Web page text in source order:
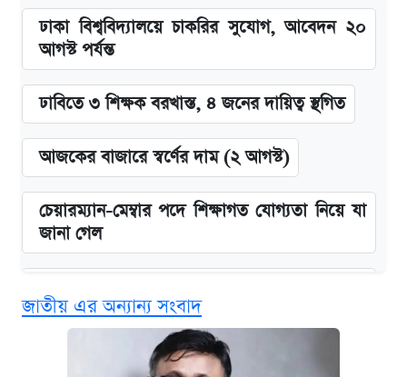
ঢাকা বিশ্ববিদ্যালয়ে চাকরির সুযোগ, আবেদন ২০
আগস্ট পর্যন্ত
ঢাবিতে ৩ শিক্ষক বরখাস্ত, ৪ জনের দায়িত্ব স্থগিত
আজকের বাজারে স্বর্ণের দাম (২ আগস্ট)
চেয়ারম্যান-মেম্বার পদে শিক্ষাগত যোগ্যতা নিয়ে যা
জানা গেল
ভাতা
ঢাবির সূর্যসেন হলে সমকামিতার অভিযোগে দুইজন
জাতীয় এর অন্যান্য সংবাদ